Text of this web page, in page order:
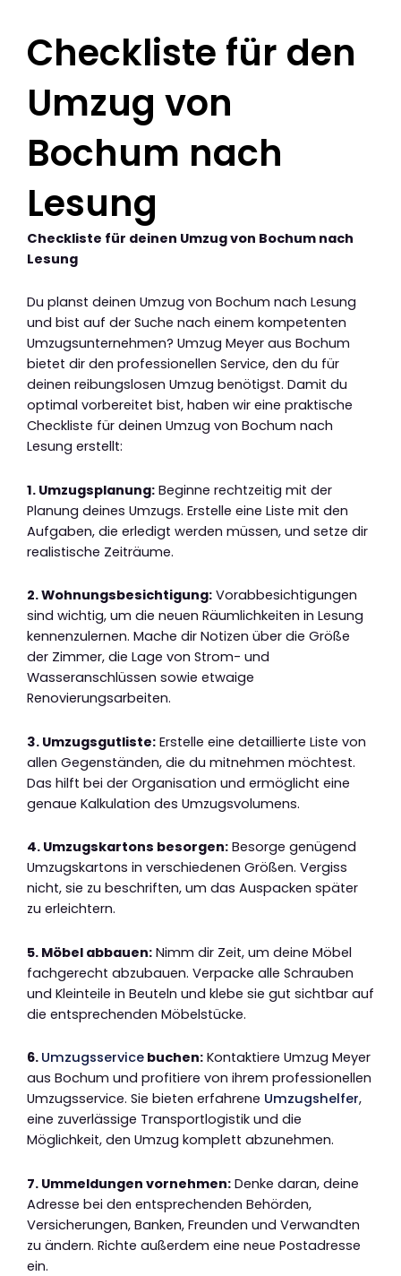
Checkliste für den
Umzug von
Bochum nach
Lesung
Checkliste für deinen Umzug von Bochum nach
Lesung
Du planst deinen Umzug von Bochum nach Lesung
und bist auf der Suche nach einem kompetenten
Umzugsunternehmen? Umzug Meyer aus Bochum
bietet dir den professionellen Service, den du für
deinen reibungslosen Umzug benötigst. Damit du
optimal vorbereitet bist, haben wir eine praktische
Checkliste für deinen Umzug von Bochum nach
Lesung erstellt:
1. Umzugsplanung: Beginne rechtzeitig mit der
Planung deines Umzugs. Erstelle eine Liste mit den
Aufgaben, die erledigt werden müssen, und setze dir
realistische Zeiträume.
2. Wohnungsbesichtigung: Vorabbesichtigungen
sind wichtig, um die neuen Räumlichkeiten in Lesung
kennenzulernen. Mache dir Notizen über die Größe
der Zimmer, die Lage von Strom- und
Wasseranschlüssen sowie etwaige
Renovierungsarbeiten.
3. Umzugsgutliste: Erstelle eine detaillierte Liste von
allen Gegenständen, die du mitnehmen möchtest.
Das hilft bei der Organisation und ermöglicht eine
genaue Kalkulation des Umzugsvolumens.
4. Umzugskartons besorgen: Besorge genügend
Umzugskartons in verschiedenen Größen. Vergiss
nicht, sie zu beschriften, um das Auspacken später
zu erleichtern.
5. Möbel abbauen: Nimm dir Zeit, um deine Möbel
fachgerecht abzubauen. Verpacke alle Schrauben
und Kleinteile in Beuteln und klebe sie gut sichtbar auf
die entsprechenden Möbelstücke.
6. Umzugsservice buchen: Kontaktiere Umzug Meyer
aus Bochum und profitiere von ihrem professionellen
Umzugsservice. Sie bieten erfahrene Umzugshelfer,
eine zuverlässige Transportlogistik und die
Möglichkeit, den Umzug komplett abzunehmen.
7. Ummeldungen vornehmen: Denke daran, deine
Adresse bei den entsprechenden Behörden,
Versicherungen, Banken, Freunden und Verwandten
zu ändern. Richte außerdem eine neue Postadresse
ein.